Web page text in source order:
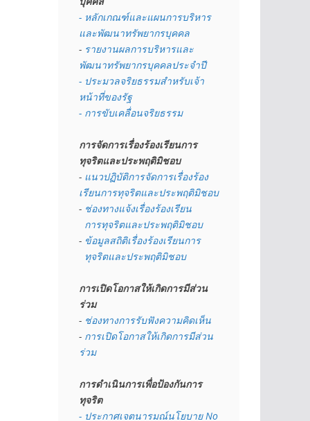
- หลักเกณฑ์และแผนการบริหาร
และพัฒนาทรัพยากรบุคคล
- รายงานผลการบริหารและ
พัฒนาทรัพยากรบุคคลประจำปี
- ประมวลจริยธรรมสำหรับเจ้า
หน้าที่ของรัฐ
- การขับเคลื่อนจริยธรรม
การจัดการเรื่องร้องเรียนการ
ทุจริตและประพฤติมิชอบ
- แนวปฏิบัติการจัดการเรื่องร้อง
เรียนการทุจริตและประพฤติมิชอบ
- ช่องทางแจ้งเรื่องร้องเรียน
  การทุจริตและประพฤติมิชอบ
- ข้อมูลสถิติเรื่องร้องเรียนการ
  ทุจริตและประพฤติมิชอบ
การเปิดโอกาสให้เกิดการมีส่วน
ร่วม
- ช่องทางการรับฟังความคิดเห็น
- การเปิดโอกาสให้เกิดการมีส่วน
ร่วม
การดำเนินการเพื่อป้องกันการ
ทุจริต
- ประกาศเจตนารมณ์นโยบาย No